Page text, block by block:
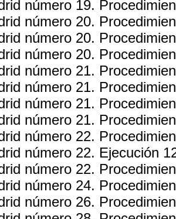
número 19.
número 20.
número 20.
número 20.
número 21.
número 21.
número 21.
número 21.
número 22.
número 22. Ejecución
número 22.
número 24.
número 26.